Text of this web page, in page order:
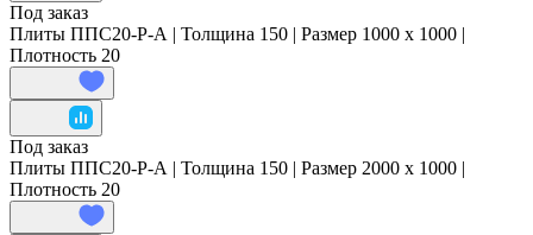
Под заказ
Плиты ППС20-Р-А | Толщина 150 | Размер 1000 x 1000 |
Плотность 20
Под заказ
Плиты ППС20-Р-А | Толщина 150 | Размер 2000 x 1000 |
Плотность 20